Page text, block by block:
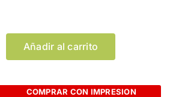
Añadir al carrito
COMPRAR CON IMPRESION